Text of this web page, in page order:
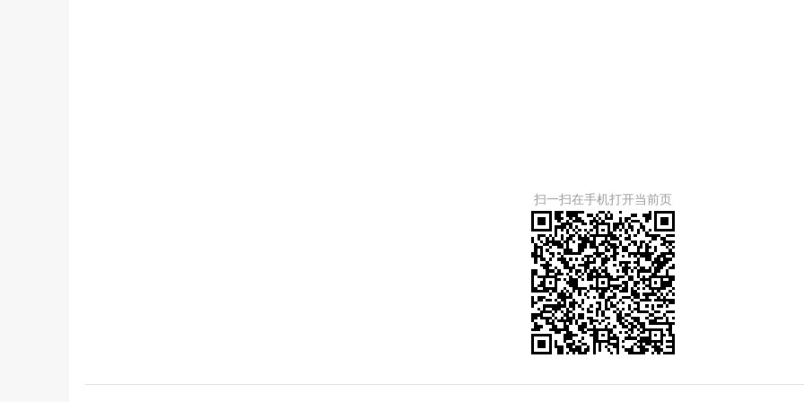
扫一扫在手机打开当前页